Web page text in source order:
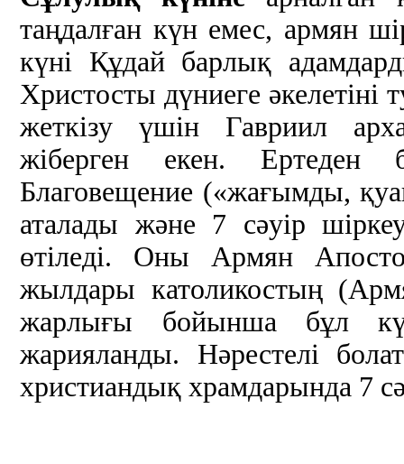
таңдалған күн емес, армян
күні Құдай барлық
Христосты дүниеге
жеткізу үшін Гавриил
жіберген екен. Ертеден
Благовещение («жағымды,
аталады және 7 сәуір
өтіледі. Оны Армян
жылдары католикостың
жарлығы бойынша бұл
жарияланды. Нәрестелі
христиандық храмдарында 7